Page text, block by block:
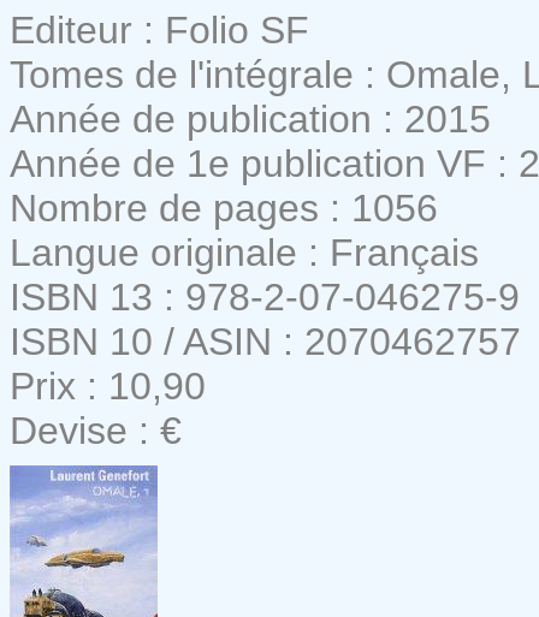
Editeur : Folio SF
Tomes de l'intégrale : Omale,
Année de publication : 2015
Année de 1e publication VF :
Nombre de pages : 1056
Langue originale : Français
ISBN 13 : 978-2-07-046275-9
ISBN 10 / ASIN : 2070462757
Prix : 10,90
Devise : €